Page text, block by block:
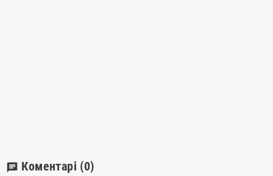
chat Коментарі (0)